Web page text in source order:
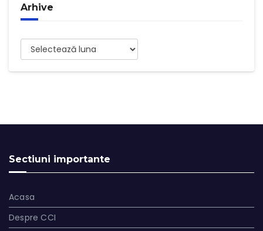
Arhive
Arhive
Sectiuni importante
Acasa
Despre CCI